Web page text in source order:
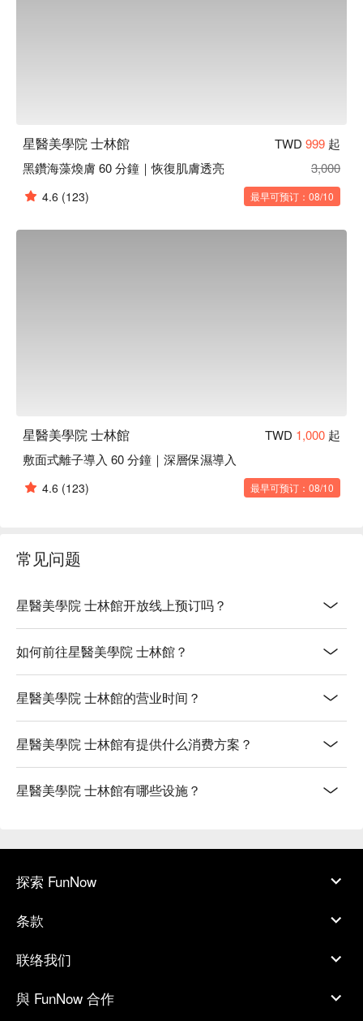
星醫美學院 士林館 TWD 999 起
黑鑽海藻煥膚 60 分鐘｜恢復肌膚透亮
3,000
4.6 (123) 最早可预订：08/10
星醫美學院 士林館 TWD 1,000 起
敷面式離子導入 60 分鐘｜深層保濕導入
4.6 (123) 最早可预订：08/10
常见问题
星醫美學院 士林館开放线上预订吗？
如何前往星醫美學院 士林館？
星醫美學院 士林館的营业时间？
星醫美學院 士林館有提供什么消费方案？
星醫美學院 士林館有哪些设施？
探索 FunNow
条款
联络我们
與 FunNow 合作